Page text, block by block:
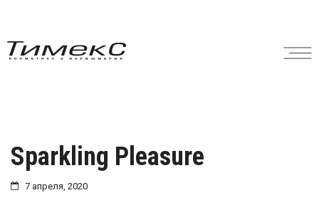
Sparkling Pleasure
7 апреля, 2020